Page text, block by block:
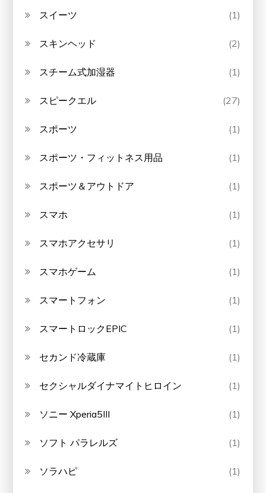
スイーツ (1)
スキンヘッド (2)
スチーム式加湿器 (1)
スピークエル (27)
スポーツ (1)
スポーツ・フィットネス用品 (1)
スポーツ＆アウトドア (1)
スマホ (1)
スマホアクセサリ (1)
スマホゲーム (1)
スマートフォン (1)
スマートロックEPIC (1)
セカンド冷蔵庫 (1)
セクシャルダイナマイトヒロイン (1)
ソニー Xperia5III (1)
ソフト パラレルズ (1)
ソラハピ (1)